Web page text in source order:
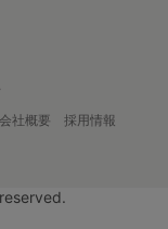
会社概要
採用情報